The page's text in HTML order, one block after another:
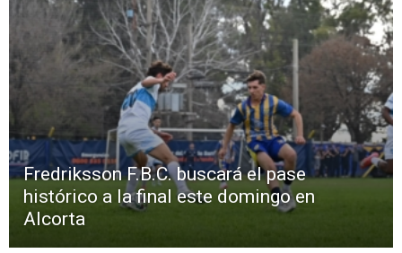
Fredriksson F.B.C. buscará el pase
histórico a la final este domingo en
Alcorta